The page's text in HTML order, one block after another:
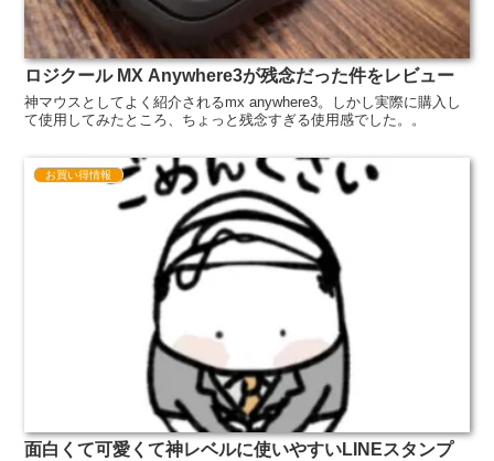
ロジクール MX Anywhere3が残念だった件をレビュー
神マウスとしてよく紹介されるmx anywhere3。しかし実際に購入し
て使用してみたところ、ちょっと残念すぎる使用感でした。。
お買い得情報
面白くて可愛くて神レベルに使いやすいLINEスタンプ